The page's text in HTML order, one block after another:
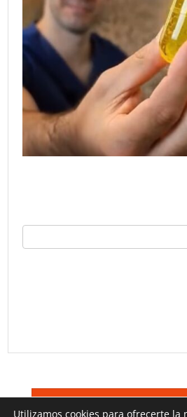
Utilizamos cookies para ofrecerte la